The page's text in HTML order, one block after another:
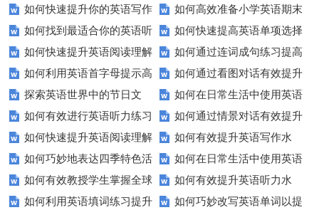
能力？这些技巧让你事半功倍！
汇？
如何快速提升你的英语写作
技巧？这些建议助你一臂之力
如何高效准备小学英语期末
评估？这些技巧助你轻松过关！
如何找到最适合你的英语听
力测试？
如何快速提高英语单项选择
题的得分？
如何快速提升英语阅读理解
能力？这些技巧你必须知道！
如何通过连词成句练习提高
英语水平？
如何利用英语首字母提示高
效完成填空题？
如何通过看图对话有效提升
英语口语水平？
探索英语世界中的节日文
化：您知道这些传统吗？
如何在日常生活中使用英语
进行有效沟通？——实用英语口
语技巧
如何有效进行英语听力练习
以快速提升？
如何通过情景对话有效提升
英语口语水平？
如何快速提升英语阅读理解
能力？这些技巧你必须知道！
如何有效提升英语写作水
平？这里有五个实用建议！
如何巧妙地表达四季特色活
动？这些建议让您的活动更加丰
富多彩！
如何在日常生活中使用英语
进行有效问答？——实用技巧分
享
如何有效教授学生掌握全球
通用的日期表达？
如何有效提升英语听力水
平？这些测试技巧要知道！
如何利用英语填词练习提升
如何巧妙改写英语单词以提